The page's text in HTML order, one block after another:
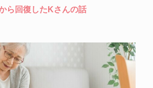
ら回復したKさんの話